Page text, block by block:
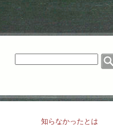
知らなかったとは